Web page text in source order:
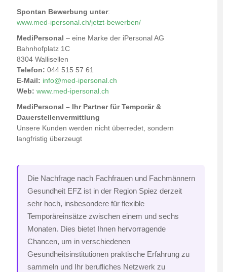
Spontan Bewerbung unter:
www.med-ipersonal.ch/jetzt-bewerben/
MediPersonal – eine Marke der iPersonal AG
Bahnhofplatz 1C
8304 Wallisellen
Telefon: 044 515 57 61
E-Mail: info@med-ipersonal.ch
Web: www.med-ipersonal.ch
MediPersonal – Ihr Partner für Temporär &
Dauerstellenvermittlung
Unsere Kunden werden nicht überredet, sondern
langfristig überzeugt
Die Nachfrage nach Fachfrauen und Fachmännern
Gesundheit EFZ ist in der Region Spiez derzeit
sehr hoch, insbesondere für flexible
Temporäreinsätze zwischen einem und sechs
Monaten. Dies bietet Ihnen hervorragende
Chancen, um in verschiedenen
Gesundheitsinstitutionen praktische Erfahrung zu
sammeln und Ihr berufliches Netzwerk zu